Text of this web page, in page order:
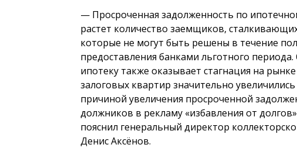
— Просроченная задолженность по
растет количество заемщиков,
которые не могут быть решены в течение
предоставления банками льготного
ипотеку также оказывает стагнация на
залоговых квартир значительно
причиной увеличения просроченной
должников в рекламу «избавления от
пояснил генеральный директор
Денис Аксёнов.